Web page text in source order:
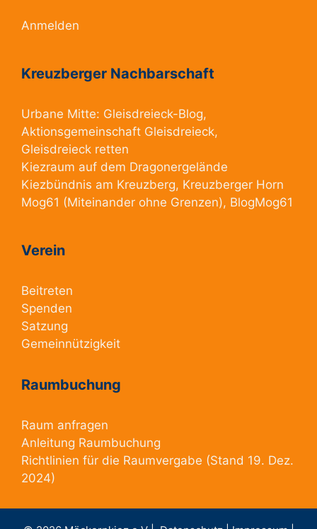
Anmelden
Kreuzberger Nachbarschaft
Urbane Mitte: Gleisdreieck-Blog,
Aktionsgemeinschaft Gleisdreieck,
Gleisdreieck retten
Kiezraum auf dem Dragonergelände
Kiezbündnis am Kreuzberg, Kreuzberger Horn
Mog61 (Miteinander ohne Grenzen), BlogMog61
Verein
Beitreten
Spenden
Satzung
Gemeinnützigkeit
Raumbuchung
Raum anfragen
Anleitung Raumbuchung
Richtlinien für die Raumvergabe (Stand 19. Dez.
2024)